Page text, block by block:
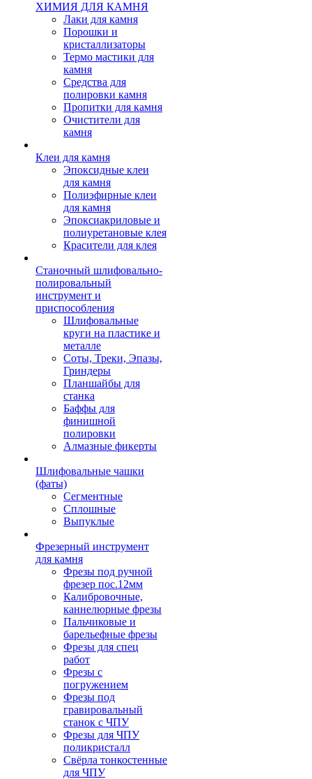
ХИМИЯ ДЛЯ КАМНЯ
Лаки для камня
Порошки и
кристаллизаторы
Термо мастики для
камня
Средства для
полировки камня
Пропитки для камня
Очистители для
камня
Клеи для камня
Эпоксидные клеи
для камня
Полиэфирные клеи
для камня
Эпоксиакриловые и
полиуретановые клея
Красители для клея
Станочный шлифовально-
полировальный
инструмент и
приспособления
Шлифовальные
круги на пластике и
металле
Соты, Треки, Эпазы,
Гриндеры
Планшайбы для
станка
Баффы для
финишной
полировки
Алмазные фикерты
Шлифовальные чашки
(фаты)
Сегментные
Сплошные
Выпуклые
Фрезерный инструмент
для камня
Фрезы под ручной
фрезер пос.12мм
Калибровочные,
каннелюрные фрезы
Пальчиковые и
барельефные фрезы
Фрезы для спец
работ
Фрезы с
погружением
Фрезы под
гравировальный
станок с ЧПУ
Фрезы для ЧПУ
поликристалл
Свёрла тонкостенные
для ЧПУ